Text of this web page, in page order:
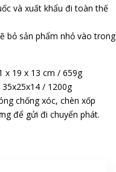
và xuất khẩu đi toàn thế
bỏ sản phẩm nhỏ vào trong
x 19 x 13 cm / 659g
/ 1200g
chống xóc, chèn xốp
để gửi đi chuyển phát.